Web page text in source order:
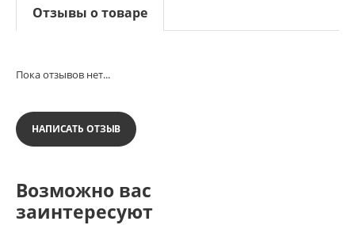
Отзывы о товаре
Пока отзывов нет...
НАПИСАТЬ ОТЗЫВ
Возможно вас
заинтересуют